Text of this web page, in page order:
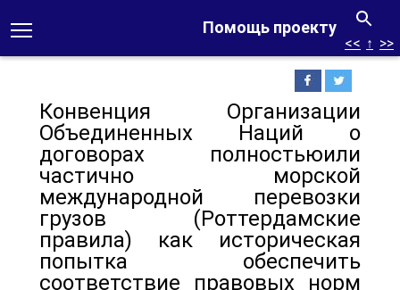
Помощь проекту
<< ↑ >>
Конвенция Организации
Объединенных Наций о
договорах полностьюили
частично морской
международной перевозки
грузов (Роттердамские
правила) как историческая
попытка обеспечить
соответствие правовых норм